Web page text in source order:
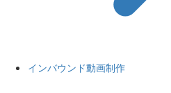
インバウンド動画制作